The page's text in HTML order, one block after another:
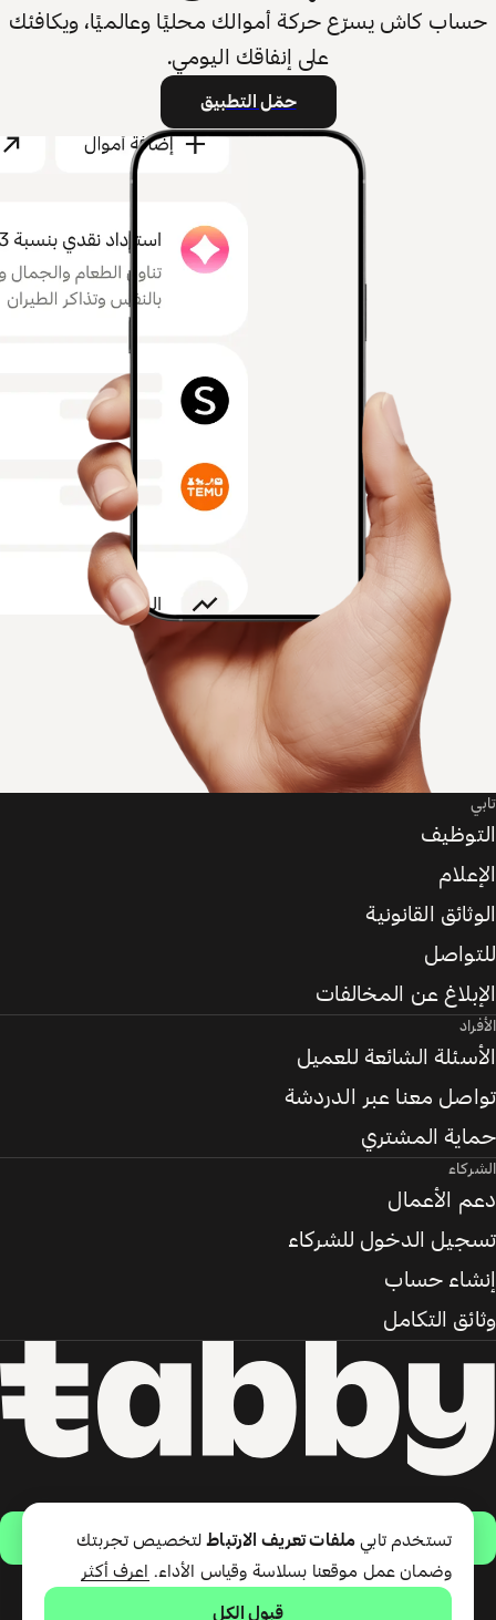
حساب كاش يسرّع حركة أموالك محليًا وعالميًا، ويكافئك
على إنفاقك اليومي.
حمّل التطبيق
حمّل التطبيق
تقدّم شركة تابي ذ.م.م خدمة الدفع
تابي
التوظيف
الإعلام
الوثائق القانونية
للتواصل
الإبلاغ عن المخالفات
الأفراد
الأسئلة الشائعة للعميل
تواصل معنا عبر الدردشة
حماية المشتري
الشركاء
دعم الأعمال
تسجيل الدخول للشركاء
إنشاء حساب
وثائق التكامل
تستخدم تابي ملفات تعريف الارتباطلتخصيص تجربتك
وضمان عمل موقعنا بسلاسة وقياس الأداء.
اعرف أكثر
قبول الكل